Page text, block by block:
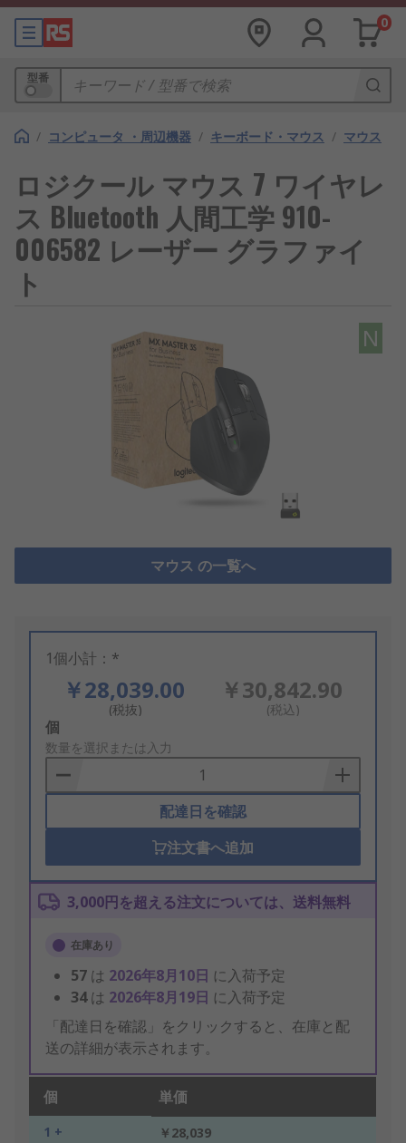
0
型番
/ コンピュータ ・周辺機器 / キーボード・マウス / マウス
ロジクール マウス 7 ワイヤレ
ス Bluetooth 人間工学 910-
006582 レーザー グラファイ
ト
N
マウス の一覧へ
1個小計：*
￥28,039.00
(税抜)
￥30,842.90
(税込)
Add
to
Basket
個
数量を選択または入力
配達日を確認
注文書へ追加
3,000円を超える注文については、送料無料
在庫あり
57 は 2026年8月10日 に入荷予定
34は 2026年8月19日 に入荷予定
「配達日を確認」をクリックすると、在庫と配
送の詳細が表示されます。
個 単価
1 + ￥28,039